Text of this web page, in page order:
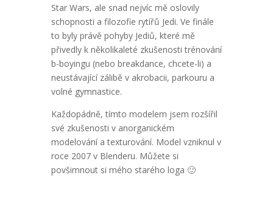
Star Wars, ale snad nejvíc mě oslovily
schopnosti a filozofie rytířů Jedi. Ve finále
to byly právě pohyby Jediů, které mě
přivedly k několikaleté zkušenosti trénování
b-boyingu (nebo breakdance, chcete-li) a
neustávající zálibě v akrobacii, parkouru a
volné gymnastice.
Každopádně, tímto modelem jsem rozšířil
své zkušenosti v anorganickém
modelování a texturování. Model vzniknul v
roce 2007 v Blenderu. Můžete si
povšimnout si mého starého loga 🙂